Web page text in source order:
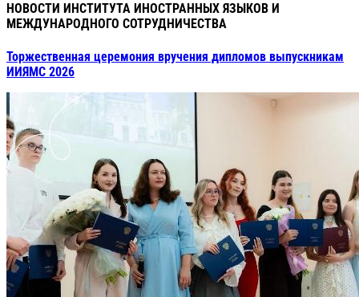
НОВОСТИ ИНСТИТУТА ИНОСТРАННЫХ ЯЗЫКОВ И
МЕЖДУНАРОДНОГО СОТРУДНИЧЕСТВА
Торжественная церемония вручения дипломов выпускникам
ИИЯМС 2026